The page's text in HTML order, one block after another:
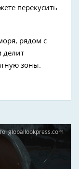
перекусить
рядом с
делит
зоны.
globallookpress.com